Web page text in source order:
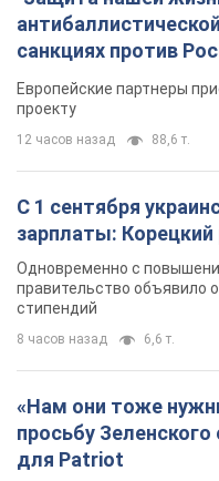
зарплаты:
Одновременно с
правительство объявило
стипендий
8 часов назад
просьбу Зеленского
для Patriot
Американские запасы
ограничены